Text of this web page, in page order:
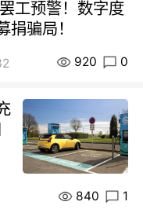
工预警！数字度
骗局！
920 0
840 1